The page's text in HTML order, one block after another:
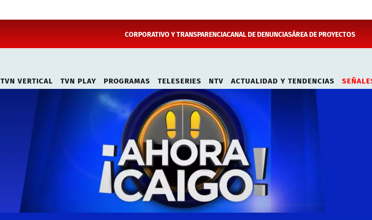
CORPORATIVO Y TRANSPARENCIACANAL DE DENUNCIASÁREA DE PROYECTOS
TVN VERTICAL TVN PLAY PROGRAMAS TELESERIES NTV ACTUALIDAD Y TENDENCIAS